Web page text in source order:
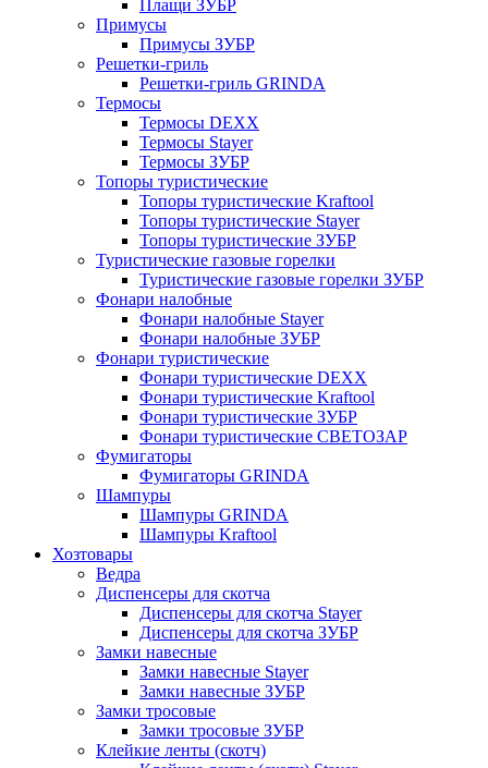
Плащи ЗУБР
Примусы
Примусы ЗУБР
Решетки-гриль
Решетки-гриль GRINDA
Термосы
Термосы DEXX
Термосы Stayer
Термосы ЗУБР
Топоры туристические
Топоры туристические Kraftool
Топоры туристические Stayer
Топоры туристические ЗУБР
Туристические газовые горелки
Туристические газовые горелки ЗУБР
Фонари налобные
Фонари налобные Stayer
Фонари налобные ЗУБР
Фонари туристические
Фонари туристические DEXX
Фонари туристические Kraftool
Фонари туристические ЗУБР
Фонари туристические СВЕТОЗАР
Фумигаторы
Фумигаторы GRINDA
Шампуры
Шампуры GRINDA
Шампуры Kraftool
Хозтовары
Ведра
Диспенсеры для скотча
Диспенсеры для скотча Stayer
Диспенсеры для скотча ЗУБР
Замки навесные
Замки навесные Stayer
Замки навесные ЗУБР
Замки тросовые
Замки тросовые ЗУБР
Клейкие ленты (скотч)